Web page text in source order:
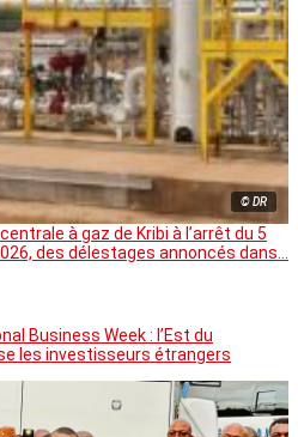
© DR
à gaz de Kribi à l’arrêt du 5
des délestages annoncés dans…
Business Week : l’Est du
les investisseurs étrangers